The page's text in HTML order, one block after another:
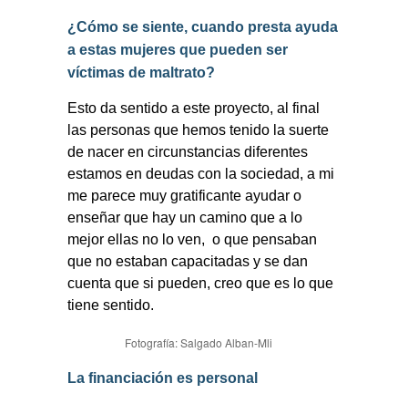
¿Cómo se siente, cuando presta ayuda
a estas mujeres que pueden ser
víctimas de maltrato?
Esto da sentido a este proyecto, al final
las personas que hemos tenido la suerte
de nacer en circunstancias diferentes
estamos en deudas con la sociedad, a mi
me parece muy gratificante ayudar o
enseñar que hay un camino que a lo
mejor ellas no lo ven, o que pensaban
que no estaban capacitadas y se dan
cuenta que si pueden, creo que es lo que
tiene sentido.
Fotografía: Salgado Alban-Mli
La financiación es personal